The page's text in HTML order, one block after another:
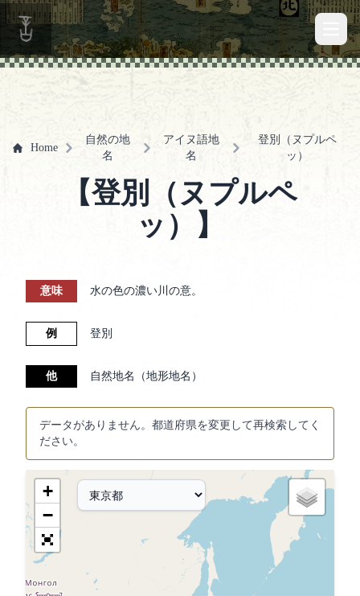
Home
自然の地
名
アイヌ語地
名
登別（ヌプルペ
ッ）
【登別（ヌプルペ
ッ）】
意味 水の色の濃い川の意。
例 登別
他 自然地名（地形地名）
データがありません。都道府県を変更して再検索してく
ださい。
+
−